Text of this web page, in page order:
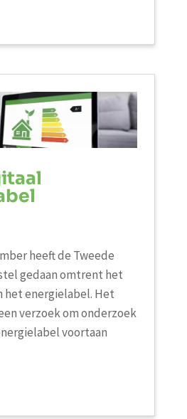
heeft de Tweede
gedaan omtrent het
het energielabel. Het
verzoek om onderzoek
voortaan